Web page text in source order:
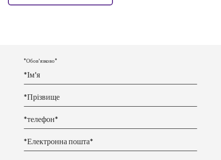
*Обов'язково*
*Ім'я
*Прізвище
*телефон*
*Електронна пошта*